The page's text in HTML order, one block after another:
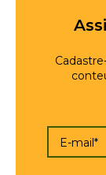
E-mail*